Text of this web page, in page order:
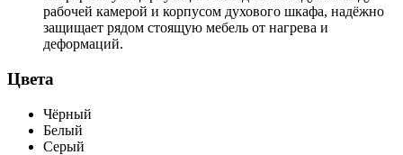
рабочей камерой и корпусом духового шкафа, надёжно
защищает рядом стоящую мебель от нагрева и
деформаций.
Цвета
Чёрный
Белый
Серый